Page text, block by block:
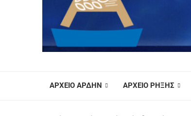
ΑΡΧΕΙΟ ΑΡΔΗΝ ΑΡΧΕΙΟ ΡΗΞΗΣ